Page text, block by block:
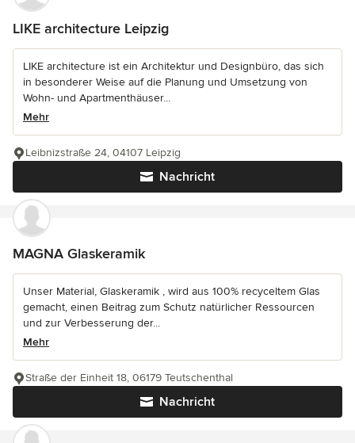
LIKE architecture Leipzig
LIKE architecture ist ein Architektur und Designbüro, das sich
in besonderer Weise auf die Planung und Umsetzung von
Wohn- und Apartmenthäuser...
Mehr
Nachricht
Leibnizstraße 24, 04107 Leipzig
MAGNA Glaskeramik
Unser Material, Glaskeramik , wird aus 100% recyceltem Glas
gemacht, einen Beitrag zum Schutz natürlicher Ressourcen
und zur Verbesserung der...
Mehr
Nachricht
Straße der Einheit 18, 06179 Teutschenthal